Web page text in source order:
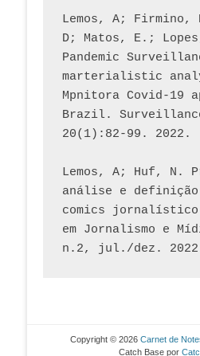
Lemos, A; Firmino,
D; Matos, E.;
Pandemic
marterialistic
Mpnitora Covid-19
Brazil.
20(1):82-99. 2022.
Lemos, A; Huf, N.
análise e
comics
em Jornalismo e
n.2, jul./dez. 2022
Copyright © 2026 Carnet de
Catch Base por